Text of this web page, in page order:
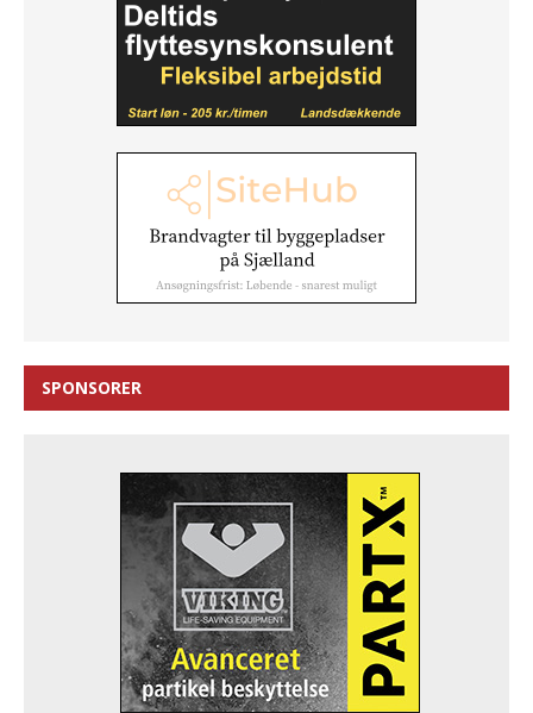
SPONSORER